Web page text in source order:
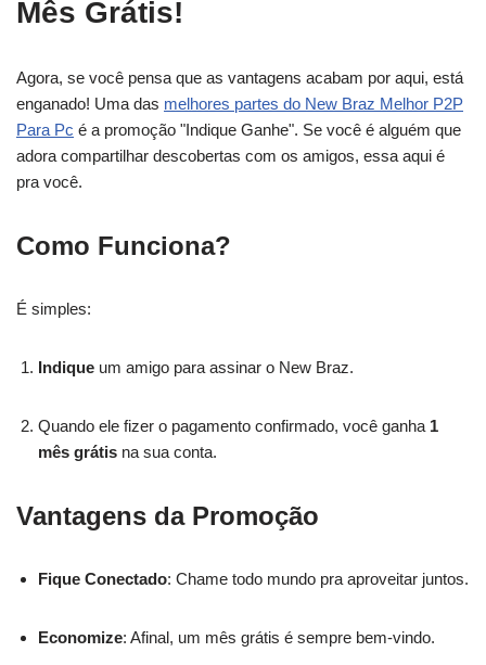
Mês Grátis!
Agora, se você pensa que as vantagens acabam por aqui, está
enganado! Uma das melhores partes do New Braz Melhor P2P
Para Pc é a promoção "Indique Ganhe". Se você é alguém que
adora compartilhar descobertas com os amigos, essa aqui é
pra você.
Como Funciona?
É simples:
Indique um amigo para assinar o New Braz.
Quando ele fizer o pagamento confirmado, você ganha 1
mês grátis na sua conta.
Vantagens da Promoção
Fique Conectado: Chame todo mundo pra aproveitar juntos.
Economize: Afinal, um mês grátis é sempre bem-vindo.